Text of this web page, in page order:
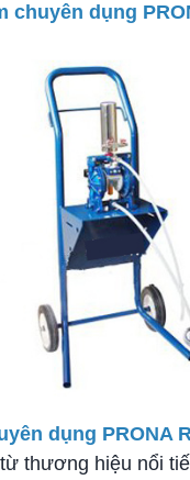
chuyên dụng
dụng PRONA
thương hiệu nổi